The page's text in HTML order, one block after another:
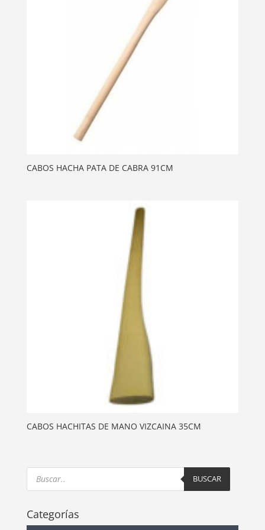
CABOS HACHA PATA DE CABRA 91CM
CABOS HACHITAS DE MANO VIZCAINA 35CM
Products
search BUSCAR
Categorías